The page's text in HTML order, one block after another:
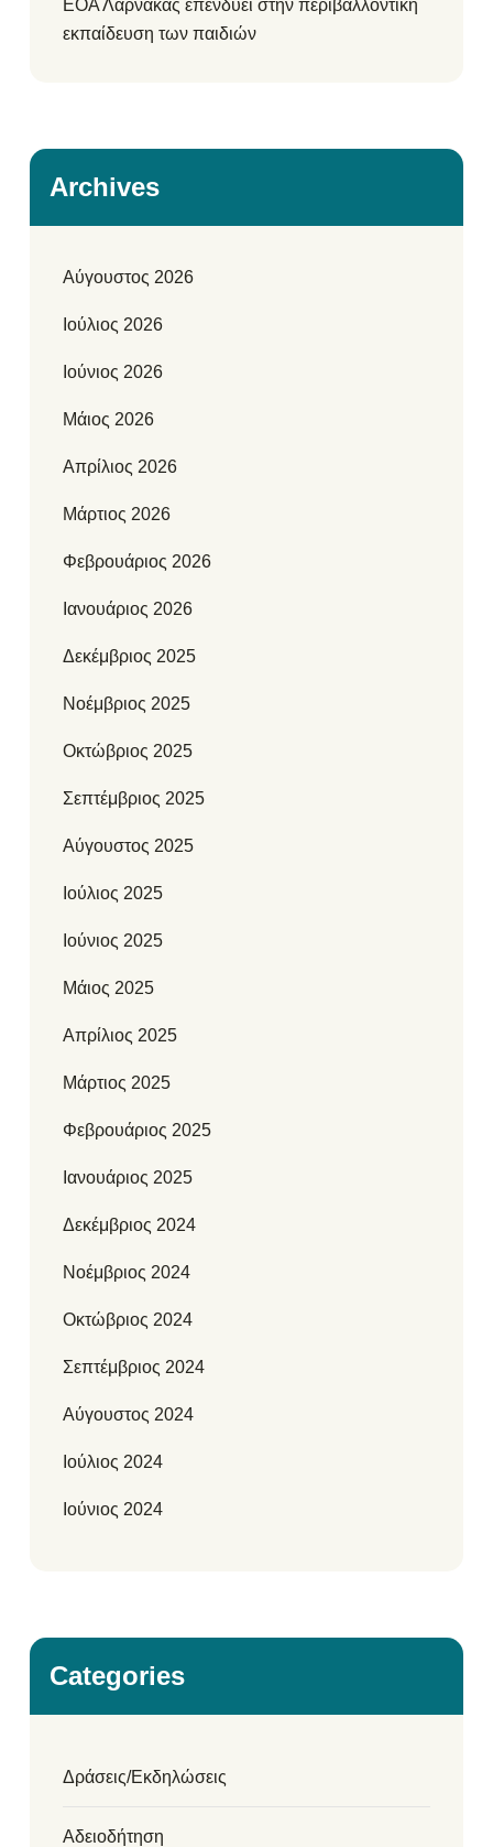
ΕΟΑ Λάρνακας επενδύει στην περιβαλλοντική
εκπαίδευση των παιδιών
Archives
Αύγουστος 2026
Ιούλιος 2026
Ιούνιος 2026
Μάιος 2026
Απρίλιος 2026
Μάρτιος 2026
Φεβρουάριος 2026
Ιανουάριος 2026
Δεκέμβριος 2025
Νοέμβριος 2025
Οκτώβριος 2025
Σεπτέμβριος 2025
Αύγουστος 2025
Ιούλιος 2025
Ιούνιος 2025
Μάιος 2025
Απρίλιος 2025
Μάρτιος 2025
Φεβρουάριος 2025
Ιανουάριος 2025
Δεκέμβριος 2024
Νοέμβριος 2024
Οκτώβριος 2024
Σεπτέμβριος 2024
Αύγουστος 2024
Ιούλιος 2024
Ιούνιος 2024
Categories
Δράσεις/Εκδηλώσεις
Αδειοδήτηση